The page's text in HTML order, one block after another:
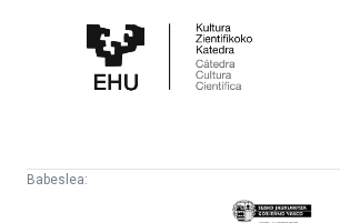
Zientifikoko
Katedra
Babeslea:
Eusko